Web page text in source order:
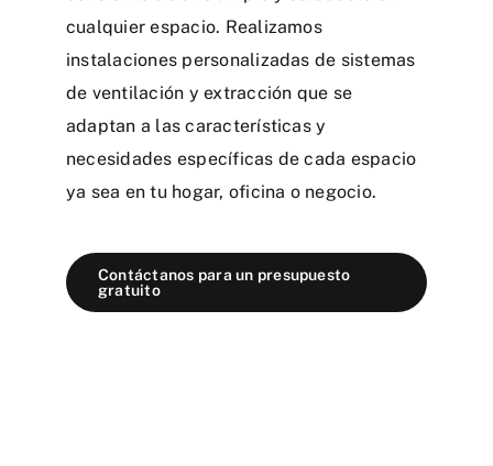
cualquier espacio. Realizamos
instalaciones personalizadas de sistemas
de ventilación y extracción que se
adaptan a las características y
necesidades específicas de cada espacio
ya sea en tu hogar, oficina o negocio.
Contáctanos para un presupuesto
gratuito